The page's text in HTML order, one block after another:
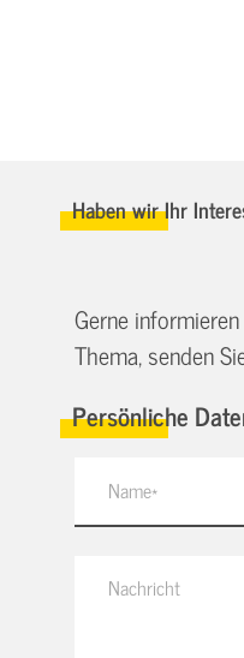
Haben wir Ihr
Gerne
Thema, senden
Persönliche